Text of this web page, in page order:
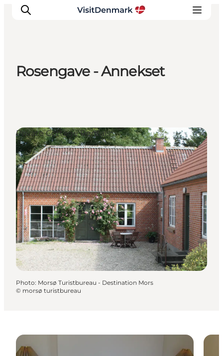
Hébergements
Planifiez votre voyage
Rosengave - Annekset
Private Cottage Rentals
Photo: Morsø Turistbureau - Destination Mors
© morsø turistbureau